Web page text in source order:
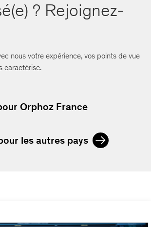
? Rejoignez-
nous votre expérience, vos points de vue
caractérise.
Orphoz France
les autres pays